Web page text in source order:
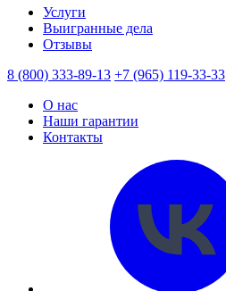
Услуги
Выигранные дела
Отзывы
8 (800) 333-89-13 +7 (965) 119-33-33
О нас
Наши гарантии
Контакты